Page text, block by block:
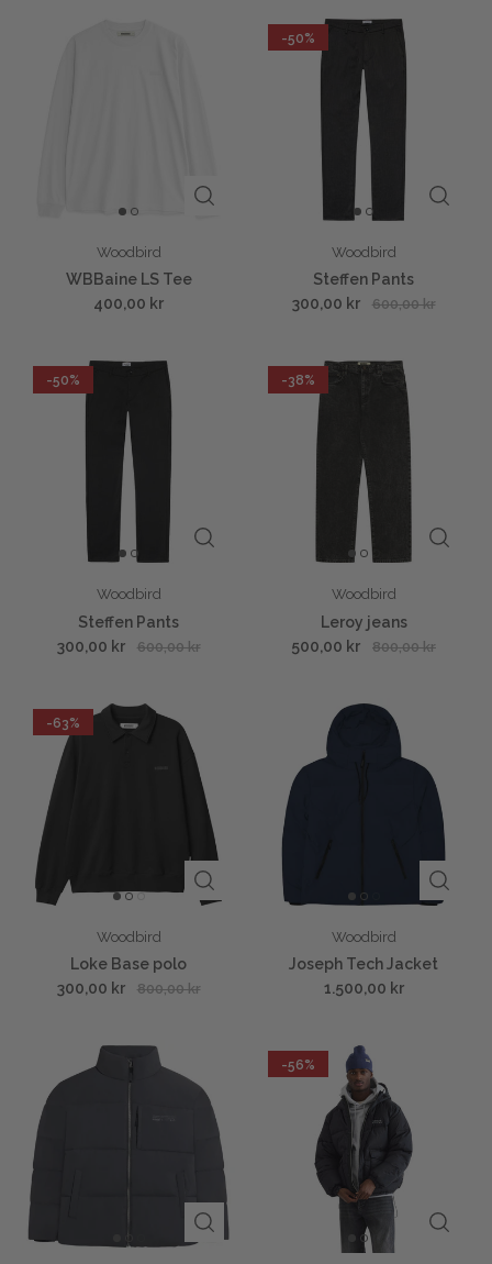
Woodbird
WBBaine LS Tee
400,00 kr
-50%
Woodbird
Steffen Pants
300,00 kr
600,00 kr
-50%
Woodbird
Steffen Pants
300,00 kr
600,00 kr
-38%
Woodbird
Leroy jeans
500,00 kr
800,00 kr
-63%
Woodbird
Loke Base polo
300,00 kr
800,00 kr
Woodbird
Joseph Tech Jacket
1.500,00 kr
-56%